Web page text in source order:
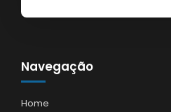
Navegação
Home